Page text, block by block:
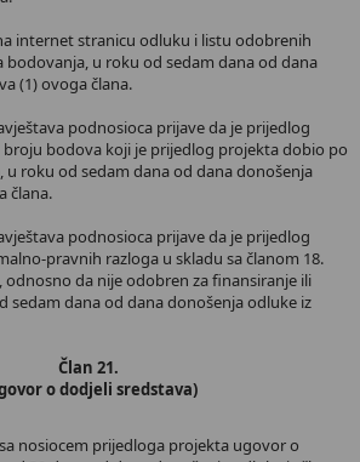
internet stranicu odluku i listu odobrenih
bodovanja, u roku od sedam dana od dana
(1) ovoga člana.
podnosioca prijave da je prijedlog
bodova koji je prijedlog projekta dobio po
u roku od sedam dana od dana donošenja
člana.
podnosioca prijave da je prijedlog
pravnih razloga u skladu sa članom 18.
odnosno da nije odobren za finansiranje ili
sedam dana od dana donošenja odluke iz
Član 21.
o dodjeli sredstava)
nosiocem prijedloga projekta ugovor o